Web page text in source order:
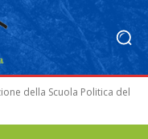
della Scuola Politica del